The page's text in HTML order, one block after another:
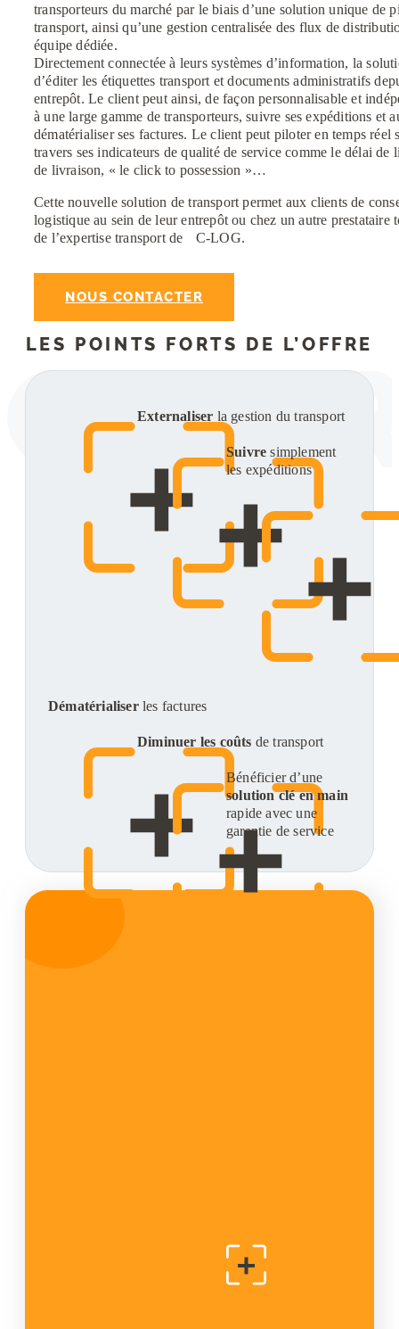
transporteurs du marché par le biais d’une solution unique de
transport, ainsi qu’une gestion centralisée des flux de
équipe dédiée.
Directement connectée à leurs systèmes d’information, la
d’éditer les étiquettes transport et documents administratifs
entrepôt. Le client peut ainsi, de façon personnalisable et
à une large gamme de transporteurs, suivre ses expéditions et
dématérialiser ses factures. Le client peut piloter en temps réel
travers ses indicateurs de qualité de service comme le délai de
de livraison, « le click to possession »…
Cette nouvelle solution de transport permet aux clients de
logistique au sein de leur entrepôt ou chez un autre prestataire
de l’expertise transport de C-LOG.
NOUS CONTACTER
LES POINTS FORTS DE L’OFFRE
Externaliser la gestion du transport
Suivre simplement
les expéditions
Dématérialiserles factures
Diminuer les coûts de transport
Bénéficier d’une
solution clé en main
rapide avec une
garantie de service